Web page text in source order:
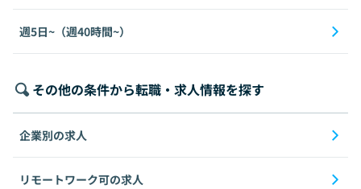
週5日~（週40時間~）
その他の条件から転職・求人情報を探す
企業別の求人
リモートワーク可の求人